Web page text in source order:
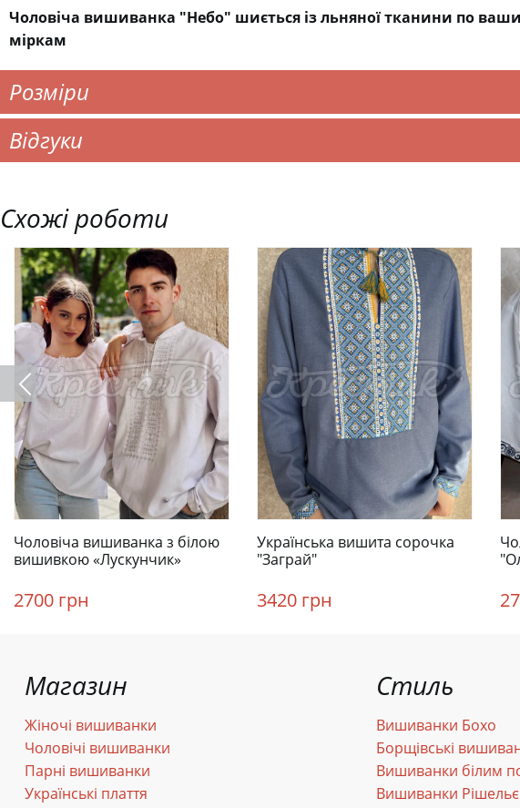
Чоловіча вишиванка "Небо" шиється із льняної тканини по
міркам
Розміри
Відгуки
Схожі роботи
Чоловіча вишиванка з білою
вишивкою «Лускунчик»
2700 грн
Українська вишита сорочка
"Заграй"
3420 грн
Магазин
Жіночі вишиванки
Чоловічі вишиванки
Парні вишиванки
Українські плаття
Стиль
Вишиванки Бохо
Борщівські
Вишиванки білим
Вишиванки Рішельє